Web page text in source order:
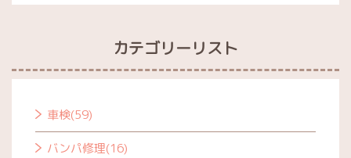
カテゴリーリスト
車検(59)
バンパ修理(16)